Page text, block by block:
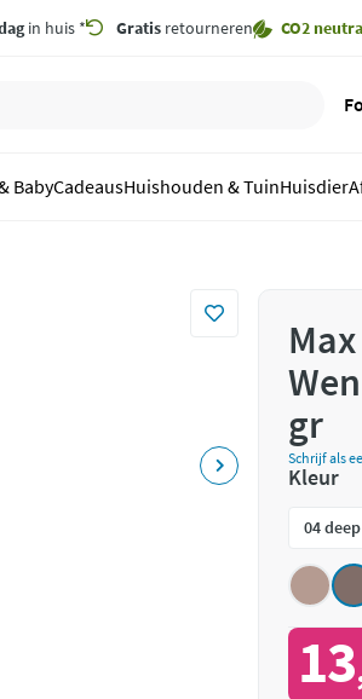
in huis * Gratis retourneren CO2
BabyCadeausHuishouden & TuinHuisdier
gr
Schrijf als
Kleur
13